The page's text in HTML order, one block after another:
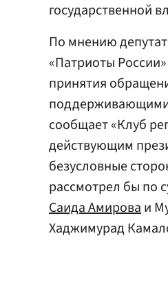
государственной
По мнению
«Патриоты России»
принятия
поддерживающими
сообщает «Клуб
действующим
безусловные
рассмотрел бы по
Саида Амироваи
Хаджимурад